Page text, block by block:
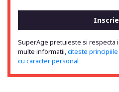
SuperAge pretuieste si respecta
multe informatii,citeste
cu caracter personal